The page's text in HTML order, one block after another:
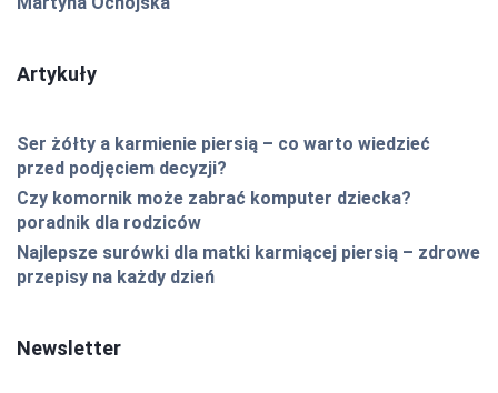
Artykuły
Ser żółty a karmienie piersią – co warto wiedzieć
przed podjęciem decyzji?
Czy komornik może zabrać komputer dziecka?
poradnik dla rodziców
Najlepsze surówki dla matki karmiącej piersią – zdrowe
przepisy na każdy dzień
Newsletter